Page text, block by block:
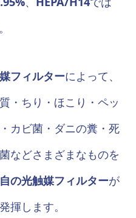
フィルターによって、
・ちり・ほこり・ペッ
カビ菌・ダニの糞・死
などさまざまなものを
の光触媒フィルターが
揮します。